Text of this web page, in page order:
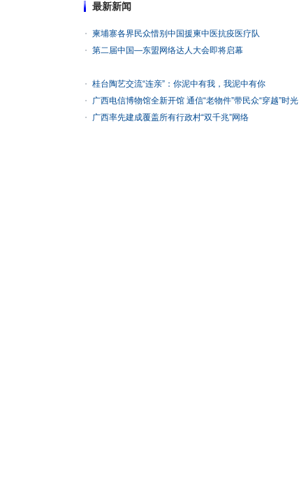
最新新闻
柬埔寨各界民众惜别中国援柬中医抗疫医疗队
第二届中国—东盟网络达人大会即将启幕
桂台陶艺交流“连亲”：你泥中有我，我泥中有你
广西电信博物馆全新开馆 通信“老物件”带民众“穿越”时光
广西率先建成覆盖所有行政村“双千兆”网络